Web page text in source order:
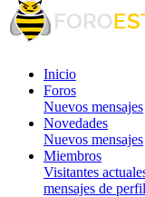
Inicio
Foros
Nuevos mensajes
Novedades
Nuevos mensajes
Miembros
Visitantes
mensajes de perfil